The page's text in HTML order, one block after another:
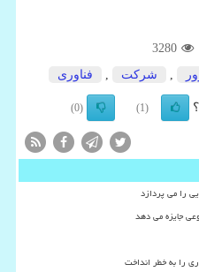
3280
شركت فناوری
(1)
(0)
را می پردازد
جایزه می دهد
را به خطر انداخت